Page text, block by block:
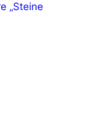
„Steine